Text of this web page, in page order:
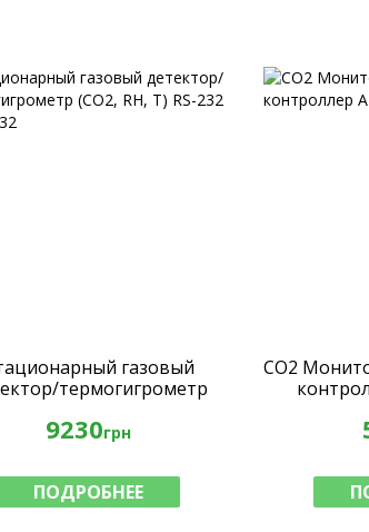
газовый
термогигрометр
9230грн
ПОДРОБНЕЕ
СО2